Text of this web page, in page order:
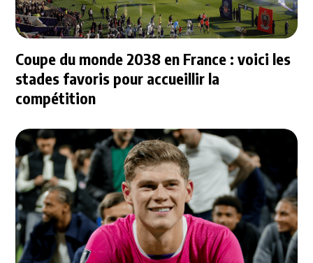
Coupe du monde 2038 en France : voici les
stades favoris pour accueillir la
compétition